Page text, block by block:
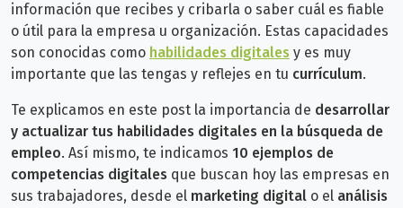
información que recibes y cribarla o saber cuál es fiable
o útil para la empresa u organización. Estas capacidades
son conocidas como habilidades digitales y es muy
importante que las tengas y reflejes en tu currículum.
Te explicamos en este post la importancia de desarrollar
y actualizar tus habilidades digitales en la búsqueda de
empleo. Así mismo, te indicamos 10 ejemplos de
competencias digitales que buscan hoy las empresas en
sus trabajadores, desde el marketing digital o el análisis